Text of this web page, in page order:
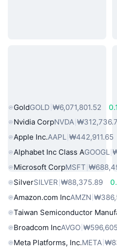
GoldGOLD ₩6,071,801.52
Nvidia CorpNVDA
Apple Inc.AAPL ₩442,911.65
Alphabet Inc Class AGOOGL
Microsoft CorpMSFT
SilverSILVER ₩88,375.89
Amazon.com IncAMZN
Taiwan Semiconductor
Broadcom IncAVGO
Meta Platforms, Inc.META